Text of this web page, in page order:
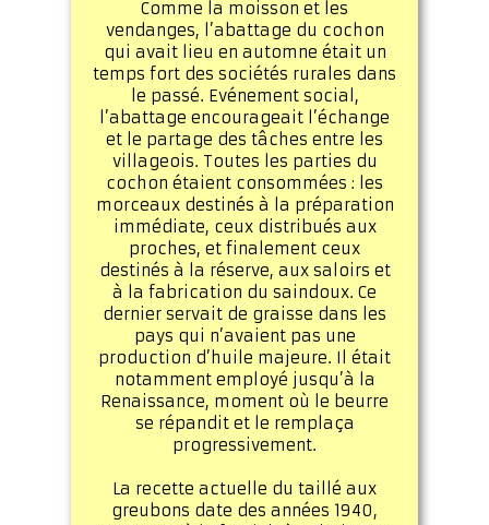
Comme la moisson et les
vendanges, l’abattage du cochon
qui avait lieu en automne était un
temps fort des sociétés rurales dans
le passé. Evénement social,
l’abattage encourageait l’échange
et le partage des tâches entre les
villageois. Toutes les parties du
cochon étaient consommées : les
morceaux destinés à la préparation
immédiate, ceux distribués aux
proches, et finalement ceux
destinés à la réserve, aux saloirs et
à la fabrication du saindoux. Ce
dernier servait de graisse dans les
pays qui n’avaient pas une
production d’huile majeure. Il était
notamment employé jusqu’à la
Renaissance, moment où le beurre
se répandit et le remplaça
progressivement.
La recette actuelle du taillé aux
greubons date des années 1940,